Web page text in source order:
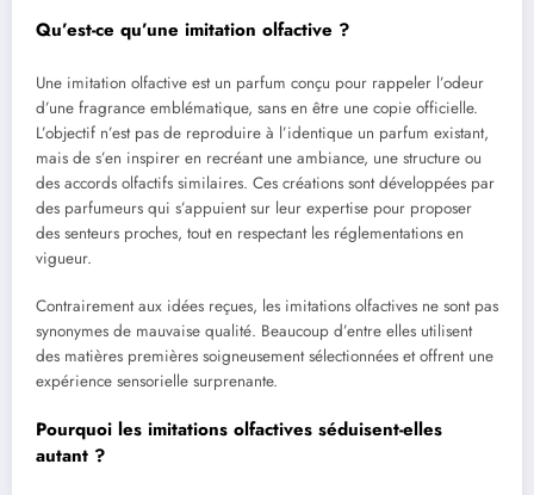
Qu’est-ce qu’une imitation olfactive ?
Une imitation olfactive est un parfum conçu pour rappeler l’odeur
d’une fragrance emblématique, sans en être une copie officielle.
L’objectif n’est pas de reproduire à l’identique un parfum existant,
mais de s’en inspirer en recréant une ambiance, une structure ou
des accords olfactifs similaires. Ces créations sont développées par
des parfumeurs qui s’appuient sur leur expertise pour proposer
des senteurs proches, tout en respectant les réglementations en
vigueur.
Contrairement aux idées reçues, les imitations olfactives ne sont pas
synonymes de mauvaise qualité. Beaucoup d’entre elles utilisent
des matières premières soigneusement sélectionnées et offrent une
expérience sensorielle surprenante.
Pourquoi les imitations olfactives séduisent-elles
autant ?